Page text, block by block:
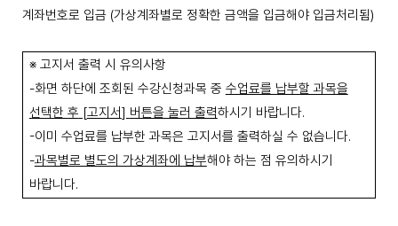
계좌번호로 입금 (가상계좌별로 정확한 금액을 입금해야 입금처리됨)
※ 고지서 출력 시 유의사항
-화면 하단에 조회된 수강신청과목 중 수업료를 납부할 과목을
선택한 후 [고지서] 버튼을 눌러 출력하시기 바랍니다.
-이미 수업료를 납부한 과목은 고지서를 출력하실 수 없습니다.
-과목별로 별도의 가상계좌에 납부해야 하는 점 유의하시기
바랍니다.